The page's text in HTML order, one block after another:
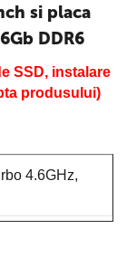
si placa
DDR6
SSD, instalare
produsului)
4.6GHz,